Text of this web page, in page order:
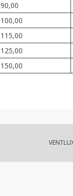
90,00
100,00
115,00
125,00
150,00